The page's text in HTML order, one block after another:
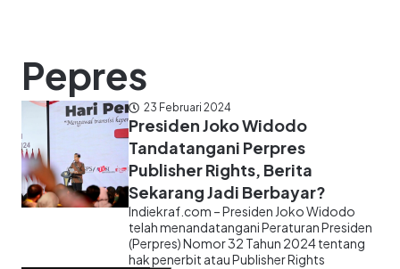
Pepres
23 Februari 2024
Presiden Joko Widodo
Tandatangani Perpres
Publisher Rights, Berita
Sekarang Jadi Berbayar?
Indiekraf.com – Presiden Joko Widodo
telah menandatangani Peraturan Presiden
(Perpres) Nomor 32 Tahun 2024 tentang
hak penerbit atau Publisher Rights